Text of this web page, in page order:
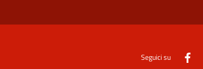
Seguici su